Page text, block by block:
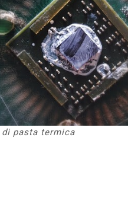
pasta termica